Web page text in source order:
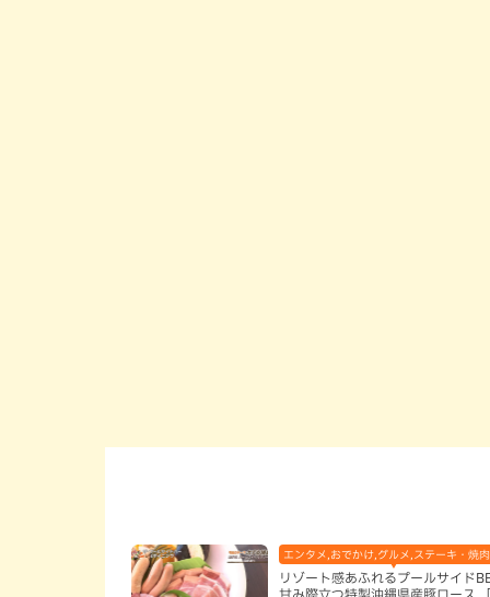
エンタメ,おでかけ,グルメ,ステーキ・焼
リゾート感あふれるプールサイド
甘み際立つ特製沖縄県産豚ロース